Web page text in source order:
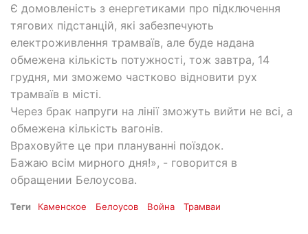
Є домовленість з енергетиками про підключення
тягових підстанцій, які забезпечують
електроживлення трамваїв, але буде надана
обмежена кількість потужності, тож завтра, 14
грудня, ми зможемо частково відновити рух
трамваїв в місті.
Через брак напруги на лінії зможуть вийти не всі, а
обмежена кількість вагонів.
Враховуйте це при плануванні поїздок.
Бажаю всім мирного дня!», - говорится в
обращении Белоусова.
Теги Каменское Белоусов Война Трамваи